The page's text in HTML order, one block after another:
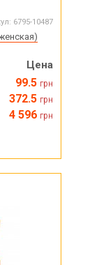
6795-10487
Цена
99.5 грн
372.5 грн
4 596 грн